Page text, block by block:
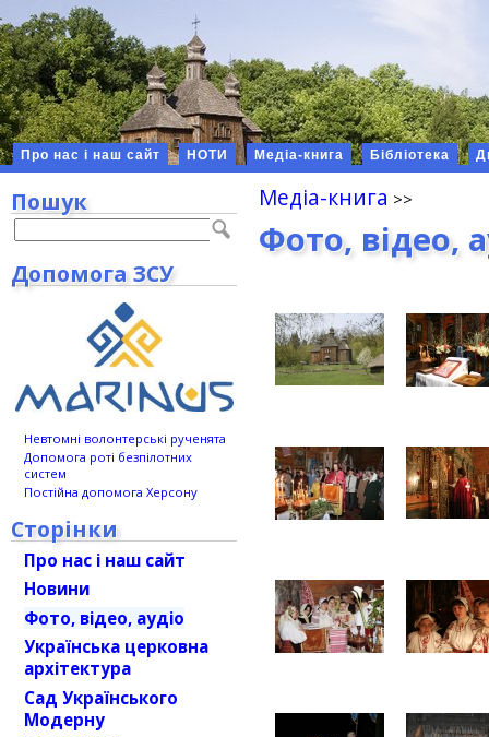
Про нас і наш сайт НОТИ Медіа-книга Бібліотека
Медіа-книга
Фото, відео,
Пошук
Допомога ЗСУ
Невтомні волонтерські рученята
Допомога роті безпілотних
систем
Постійна допомога Херсону
Сторінки
Про нас і наш сайт
Новини
Фото, відео, аудіо
Українська церковна
архітектура
Сад Українського
Модерну